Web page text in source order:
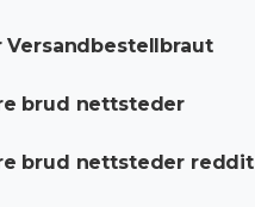
Versandbestellbraut
brud nettsteder
brud nettsteder reddit